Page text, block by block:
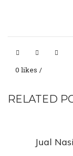
0 likes
RELATED
Jual